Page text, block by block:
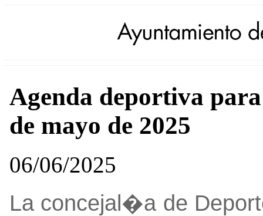
Agenda deportiva
de mayo de 2025
06/06/2025
La concejal�a de